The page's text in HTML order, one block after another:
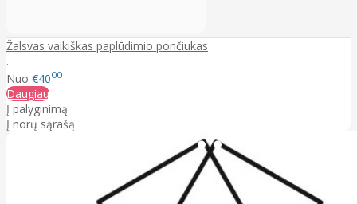
Žalsvas vaikiškas paplūdimio pončiukas
..
Nuo €4000
Daugiau
Į palyginimą
Į norų sąrašą